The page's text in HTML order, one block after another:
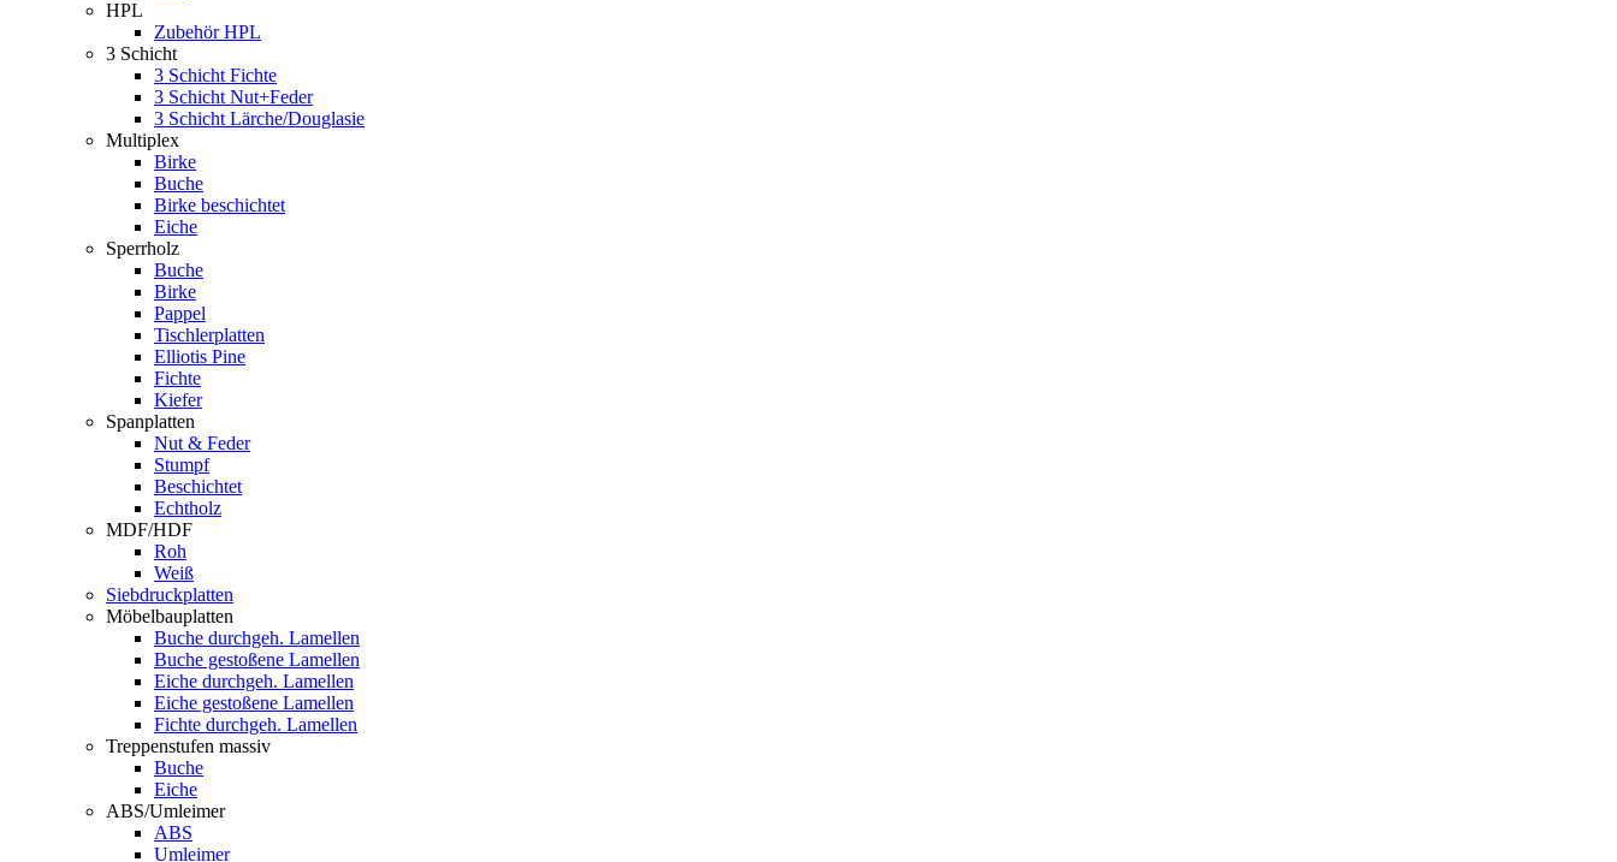
HPL
Zubehör HPL
3 Schicht
3 Schicht Fichte
3 Schicht Nut+Feder
3 Schicht Lärche/Douglasie
Multiplex
Birke
Buche
Birke beschichtet
Eiche
Sperrholz
Buche
Birke
Pappel
Tischlerplatten
Elliotis Pine
Fichte
Kiefer
Spanplatten
Nut & Feder
Stumpf
Beschichtet
Echtholz
MDF/HDF
Roh
Weiß
Siebdruckplatten
Möbelbauplatten
Buche durchgeh. Lamellen
Buche gestoßene Lamellen
Eiche durchgeh. Lamellen
Eiche gestoßene Lamellen
Fichte durchgeh. Lamellen
Treppenstufen massiv
Buche
Eiche
ABS/Umleimer
ABS
Umleimer